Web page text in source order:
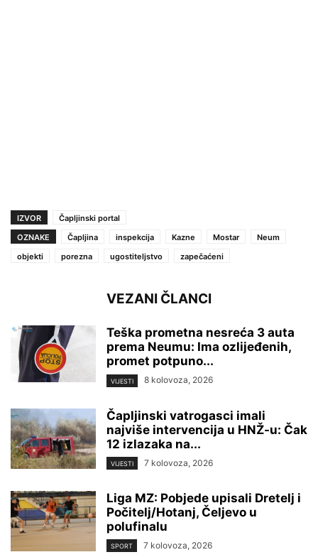
IZVOR
Čapljinski portal
OZNAKE
Čapljina inspekcija Kazne Mostar
Neum
objekti
porezna ugostiteljstvo zapečaćeni
VEZANI ČLANCI
Teška prometna nesreća 3 auta
prema Neumu: Ima ozlijeđenih,
promet potpuno...
VIJESTI 8 kolovoza, 2026
Čapljinski vatrogasci imali
najviše intervencija u HNŽ-u: Čak
12 izlazaka na...
VIJESTI 7 kolovoza, 2026
Liga MZ: Pobjede upisali Dretelj i
Počitelj/Hotanj, Čeljevo u
polufinalu
SPORT 7 kolovoza, 2026